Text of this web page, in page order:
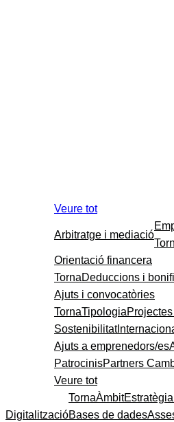
Veure tot
Arbitratge i mediació
Orientació financera
TornaDeduccions i
Ajuts i convocatòries
TornaTipologia
Sostenibilitat
Ajuts a emprenedors/es
PatrocinisPartners
Veure tot
Digitalització
TornaÀmbit
Bases de dades